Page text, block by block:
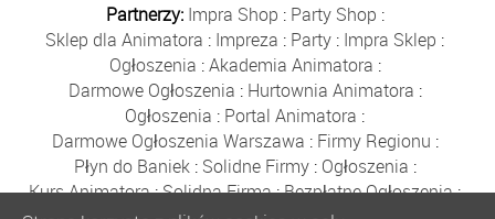
Partnerzy: Impra Shop : Party Shop :
Sklep dla Animatora : Impreza : Party : Impra Sklep :
Ogłoszenia :Akademia Animatora :
Darmowe Ogłoszenia : Hurtownia Animatora :
Ogłoszenia : Portal Animatora :
Darmowe Ogłoszenia Warszawa : Firmy Regionu :
Płyn do Baniek: Solidne Firmy: Ogłoszenia :
Kurs Animatora:Solidna Firma:Bezpłatne Ogłoszenia: